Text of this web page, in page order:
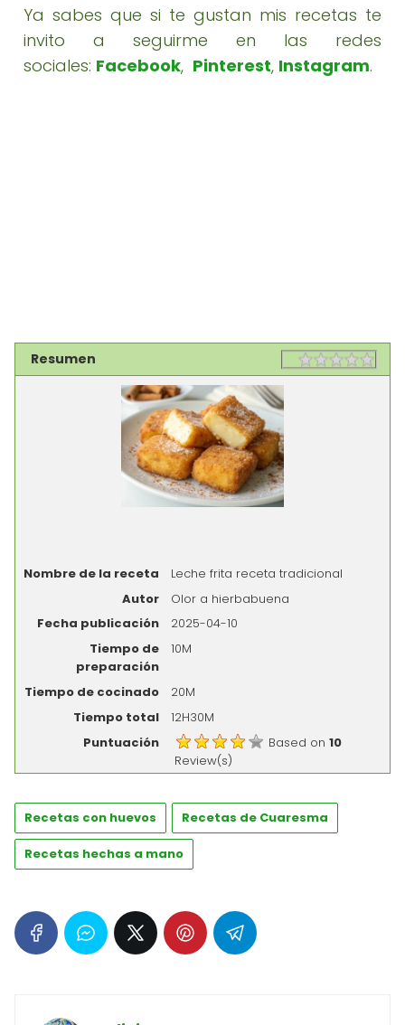
Ya sabes que si te gustan mis recetas te
invito a seguirme en las redes
sociales: Facebook, Pinterest, Instagram.
Resumen Rating
Nombre de la receta
Leche frita receta tradicional
Autor
Olor a hierbabuena
Fecha publicación
2025-04-10
Tiempo de
preparación
10M
Tiempo de cocinado
20M
Tiempo total
12H30M
Puntuación
Based on10
Review(s)
Recetas con huevos Recetas de Cuaresma
Recetas hechas a mano